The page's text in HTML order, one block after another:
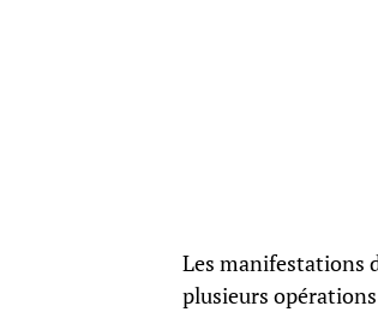
Les manifestations
plusieurs opérations